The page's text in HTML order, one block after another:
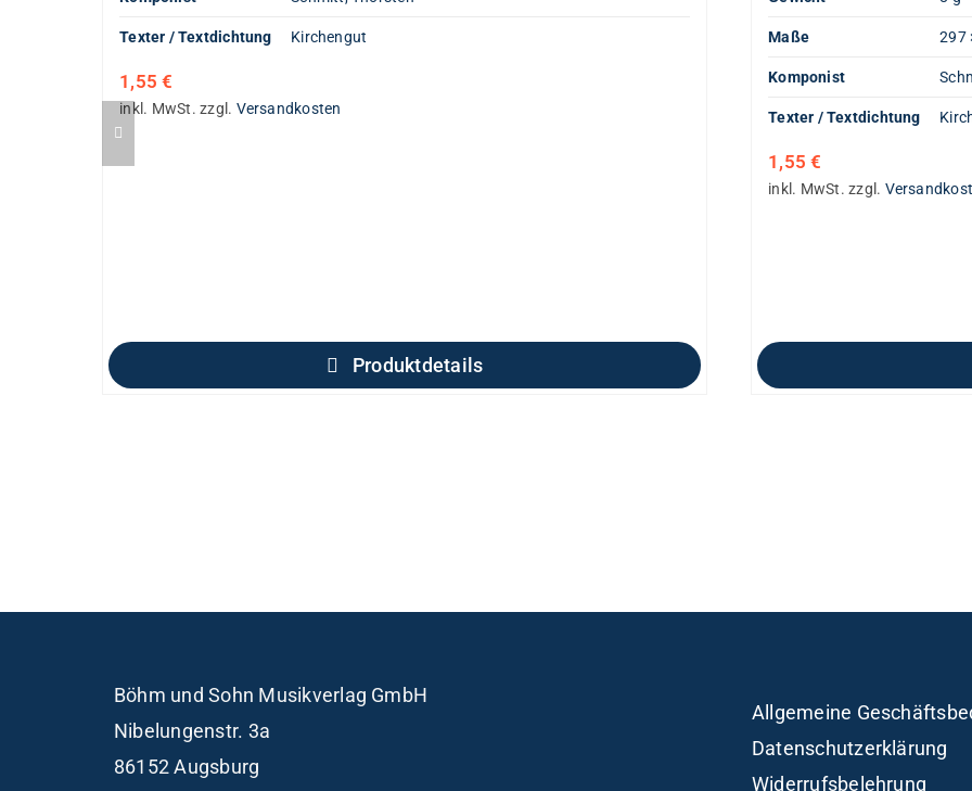
Texter / Textdichtung Kirchengut
1,55€
inkl. MwSt. zzgl. Versandkosten
Produktdetails
Maße 297
Komponist
Texter / Textdichtung
1,55€
inkl. MwSt. zzgl.
Böhm und Sohn Musikverlag GmbH
Nibelungenstr. 3a
86152 Augsburg
Allgemeine
Datenschutzerklärung
Widerrufsbelehrung